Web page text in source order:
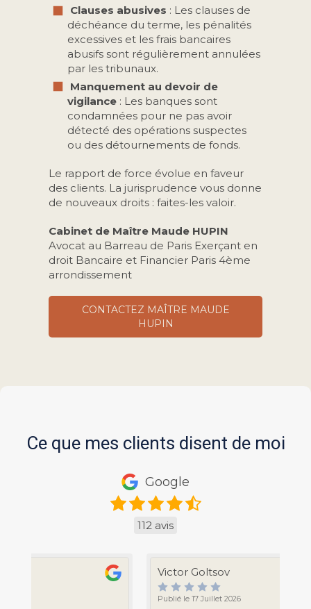
️ Clauses abusives : Les clauses de
déchéance du terme, les pénalités
excessives et les frais bancaires
abusifs sont régulièrement annulées
par les tribunaux.
️ Manquement au devoir de
vigilance : Les banques sont
condamnées pour ne pas avoir
détecté des opérations suspectes
ou des détournements de fonds.
Le rapport de force évolue en faveur
des clients. La jurisprudence vous donne
de nouveaux droits : faites-les valoir.
Cabinet de Maître Maude HUPIN
Avocat au Barreau de Paris Exerçant en
droit Bancaire et Financier Paris 4ème
arrondissement
CONTACTEZ MAÎTRE MAUDE
HUPIN
Ce que mes clients disent de moi
Google
112 avis
Victor Goltsov